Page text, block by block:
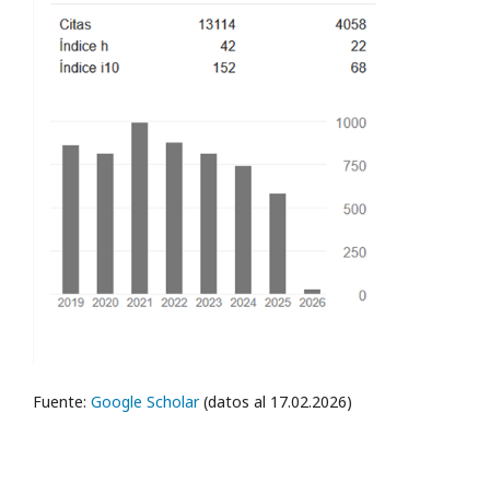
Fuente: Google Scholar(datos al 17.02.2026)